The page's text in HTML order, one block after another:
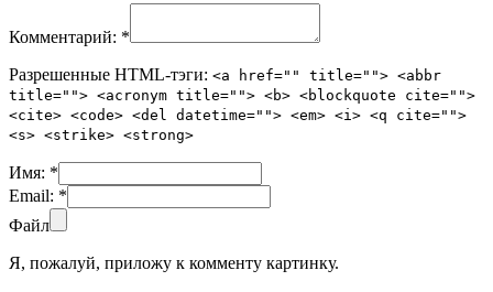
Комментарий: *
Разрешенные HTML-тэги: <a href="" title=""> <abbr
title=""> <acronym title=""> <b> <blockquote cite="">
<cite> <code> <del datetime=""> <em> <i> <q cite="">
<s> <strike> <strong>
Имя: *
Email: *
Файл
Я, пожалуй, приложу к комменту картинку.